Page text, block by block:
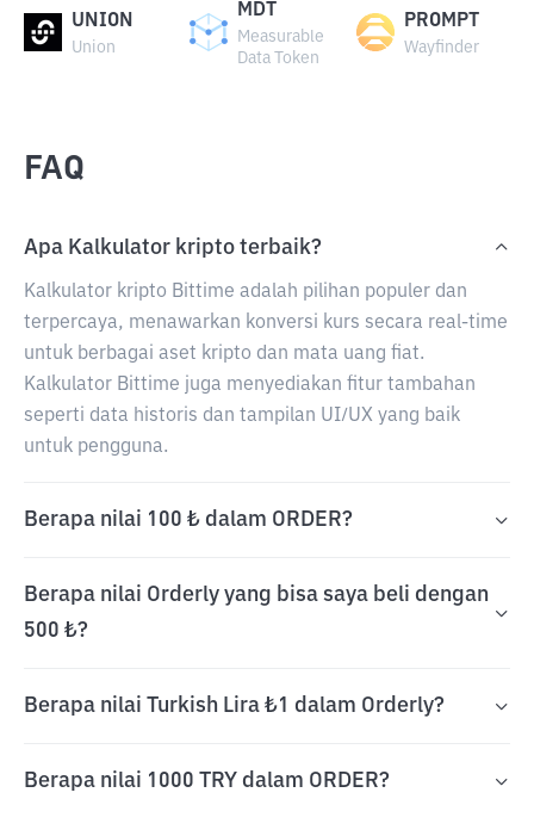
UNION
Union
MDT
Measurable
Data Token
PROMPT
Wayfinder
FAQ
Apa Kalkulator kripto terbaik?
Kalkulator kripto Bittime adalah pilihan populer dan
terpercaya, menawarkan konversi kurs secara real-time
untuk berbagai aset kripto dan mata uang fiat.
Kalkulator Bittime juga menyediakan fitur tambahan
seperti data historis dan tampilan UI/UX yang baik
untuk pengguna.
Berapa nilai 100 ₺ dalam ORDER?
Berapa nilai Orderly yang bisa saya beli dengan
500 ₺?
Berapa nilai Turkish Lira ₺1 dalam Orderly?
Berapa nilai 1000 TRY dalam ORDER?